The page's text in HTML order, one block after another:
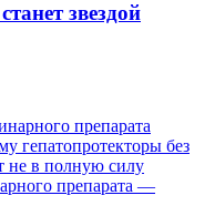
звездой
препарата
гепатопротекторы без
не в полную силу
препарата —